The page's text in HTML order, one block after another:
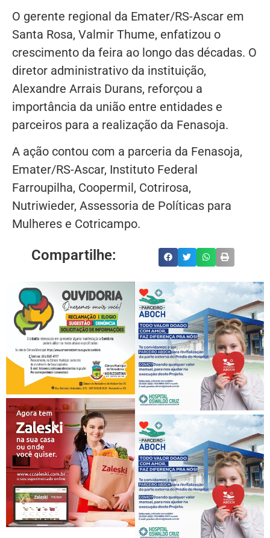
O gerente regional da Emater/RS-Ascar em
Santa Rosa, Valmir Thume, enfatizou o
crescimento da feira ao longo das décadas. O
diretor administrativo da instituição,
Alexandre Arrais Durans, reforçou a
importância da união entre entidades e
parceiros para a realização da Fenasoja.
A ação contou com a parceria da Fenasoja,
Emater/RS-Ascar, Instituto Federal
Farroupilha, Coopermil, Cotrirosa,
Nutriwieder, Assessoria de Políticas para
Mulheres e Cotricampo.
Compartilhe: